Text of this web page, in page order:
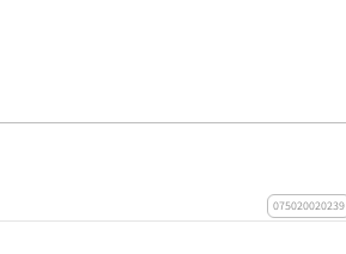
075020020239